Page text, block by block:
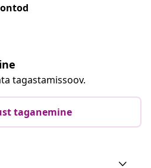
tagastamissoov.
taganemine